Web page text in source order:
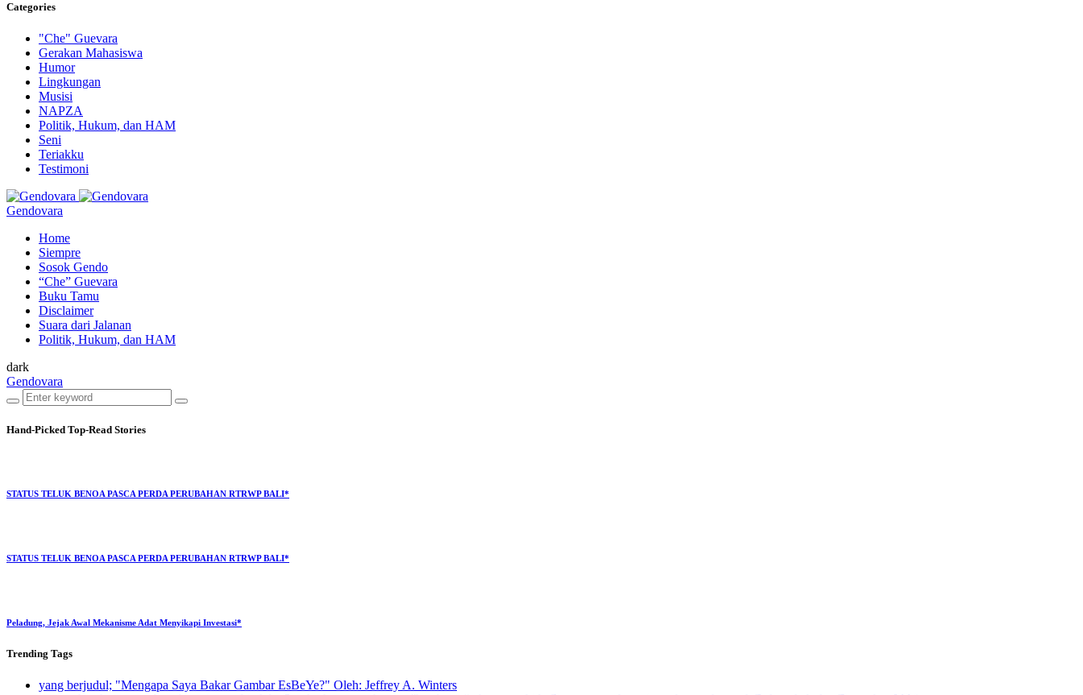
Categories
"Che" Guevara
Gerakan Mahasiswa
Humor
Lingkungan
Musisi
NAPZA
Politik, Hukum, dan HAM
Seni
Teriakku
Testimoni
Gendovara
Home
Siempre
Sosok Gendo
“Che” Guevara
Buku Tamu
Disclaimer
Suara dari Jalanan
Politik, Hukum, dan HAM
dark
Gendovara
Hand-Picked Top-Read Stories
STATUS TELUK BENOA PASCA PERDA PERUBAHAN RTRWP BALI*
STATUS TELUK BENOA PASCA PERDA PERUBAHAN RTRWP BALI*
Peladung, Jejak Awal Mekanisme Adat Menyikapi Investasi*
Trending Tags
yang berjudul; "Mengapa Saya Bakar Gambar EsBeYe?" Oleh: Jeffrey A. Winters